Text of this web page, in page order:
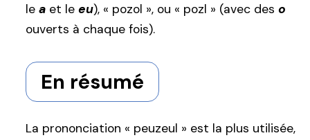
le a et le eu), « pozol », ou « pozl » (avec des o
ouverts à chaque fois).
En résumé
La prononciation « peuzeul » est la plus utilisée,